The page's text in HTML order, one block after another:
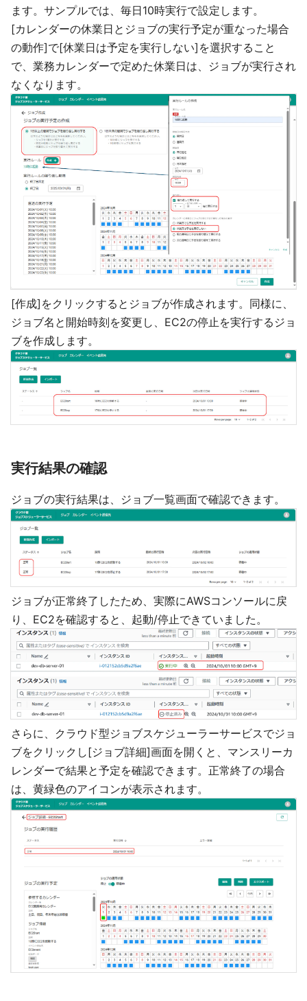
ます。サンプルでは、毎日10時実行で設定します。
[カレンダーの休業日とジョブの実行予定が重なった場合
の動作]で[休業日は予定を実行しない]を選択すること
で、業務カレンダーで定めた休業日は、ジョブが実行され
なくなります。
[作成]をクリックするとジョブが作成されます。同様に、
ジョブ名と開始時刻を変更し、EC2の停止を実行するジョ
ブを作成します。
実行結果の確認
ジョブの実行結果は、ジョブ一覧画面で確認できます。
ジョブが正常終了したため、実際にAWSコンソールに戻
り、EC2を確認すると、起動/停止できていました。
さらに、クラウド型ジョブスケジューラーサービスでジョ
ブをクリックし[ジョブ詳細]画面を開くと、マンスリーカ
レンダーで結果と予定を確認できます。正常終了の場合
は、黄緑色のアイコンが表示されます。